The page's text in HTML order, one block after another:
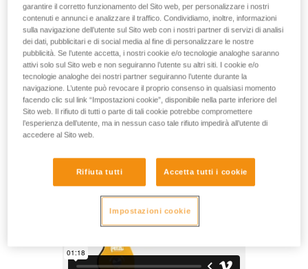
l’installazione per la deviazione di carichi pesanti. La
puleggia sfaccettata è dotata di un senso di rotazione unico
per un elevato rendimento nel sollevamento e per aumentare
le zone di attrito con la fune per un’ulteriore azione frenante
in discesa. Le manovre sono facilitate, grazie al girello che
consente di orientare la carrucola sotto carico e collegare
direttamente moschettoni, funi o fettucce.
SPIN L1D
garantire il corretto funzionamento del Sito web, per personalizzare i nostri
contenuti e annunci e analizzare il traffico. Condividiamo, inoltre, informazioni
sulla navigazione dell’utente sul Sito web con i nostri partner di servizi di analisi
dei dati, pubblicitari e di social media al fine di personalizzare le nostre
pubblicità. Se l’utente accetta, i nostri cookie e/o tecnologie analoghe saranno
attivi solo sul Sito web e non seguiranno l’utente su altri siti. I cookie e/o
tecnologie analoghe dei nostri partner seguiranno l’utente durante la
navigazione. L’utente può revocare il proprio consenso in qualsiasi momento
facendo clic sul link “Impostazioni cookie”, disponibile nella parte inferiore del
Sito web. Il rifiuto di tutti o parte di tali cookie potrebbe compromettere
l’esperienza dell’utente, ma in nessun caso tale rifiuto impedirà all’utente di
accedere al Sito web.
Rifiuta tutti Accetta tutti i cookie
Impostazioni cookie